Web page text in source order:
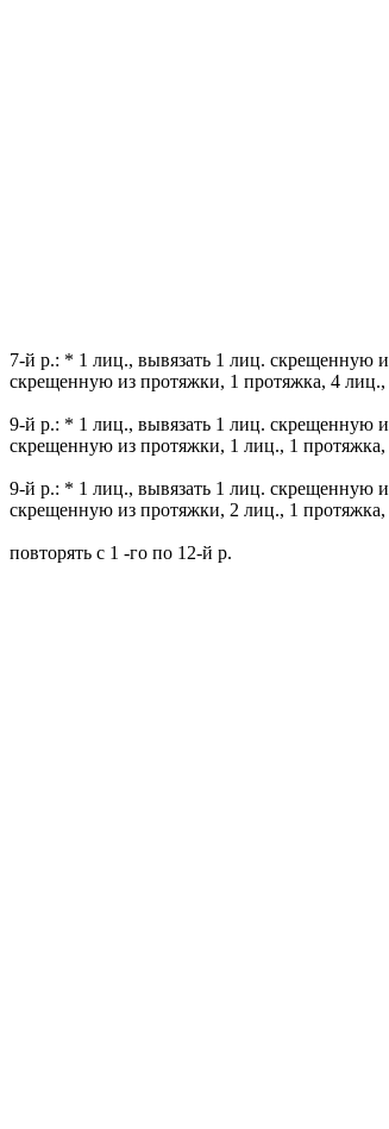
7-й р.: * 1 лиц., вывязать 1 лиц. скрещенную
скрещенную из протяжки, 1 протяжка, 4 лиц.,
9-й р.: * 1 лиц., вывязать 1 лиц. скрещенную
скрещенную из протяжки, 1 лиц., 1
9-й р.: * 1 лиц., вывязать 1 лиц. скрещенную
скрещенную из протяжки, 2 лиц., 1
повторять с 1 -го по 12-й р.